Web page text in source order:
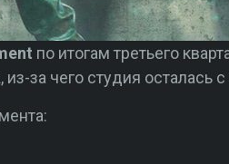
по итогам третьего
из-за чего студия